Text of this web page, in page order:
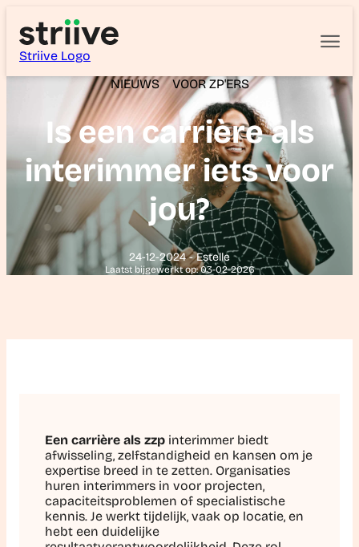
Striive Logo
NIEUWS
VOOR ZP'ERS
Is een carrière als
interimmer iets voor
jou?
24-12-2024 - Estelle
Laatst bijgewerkt op: 03-02-2026
Een carrière als zzp interimmer biedt
afwisseling, zelfstandigheid en kansen om je
expertise breed in te zetten. Organisaties
huren interimmers in voor projecten,
capaciteitsproblemen of specialistische
kennis. Je werkt tijdelijk, vaak op locatie, en
hebt een duidelijke